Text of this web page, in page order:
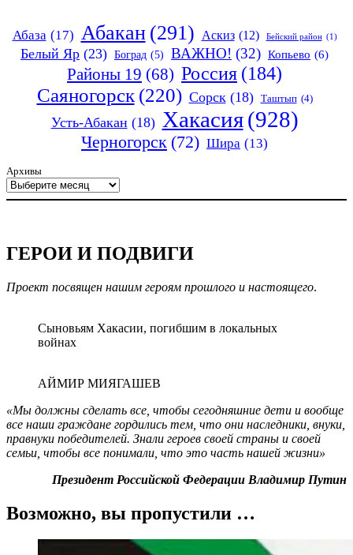
Абаза (17) Абакан (291) Аскиз (12) Бейский район (1)
Белый Яр (23) Боград (5) ВАЖНО! (32) Копьево (6)
Районы 19 (68) Россия (184)
Саяногорск (220) Сорск (18) Таштып (4)
Усть-Абакан (18) Хакасия (928)
Черногорск (72) Шира (13)
Архивы
ГЕРОИ И ПОДВИГИ
Проект посвящен нашим героям прошлого и настоящего.
Сыновьям Хакасии, погибшим в локальных
войнах
АЙМИР МИЯГАШЕВ
«Мы должны сделать все, чтобы сегодняшние дети и вообще
все наши граждане гордились тем, что они наследники, внуки,
правнуки победителей. Знали героев своей страны и своей
семьи, чтобы все понимали, что это часть нашей жизни»
Президент Российской Федерации Владимир Путин
Возможно, вы пропустили …